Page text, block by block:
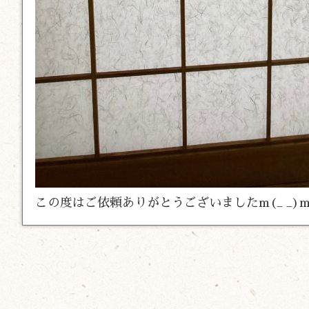
この度はご依頼ありがとうございましたm(_